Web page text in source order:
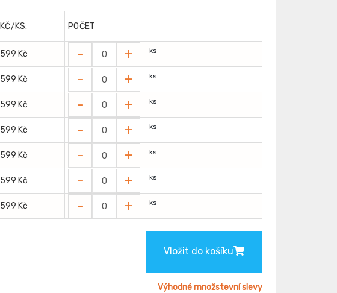
KČ/KS: POČET
599 Kč - + ks
599 Kč - + ks
599 Kč - + ks
599 Kč - + ks
599 Kč - + ks
599 Kč - + ks
599 Kč - + ks
Vložit do košíku
Výhodné množstevní slevy